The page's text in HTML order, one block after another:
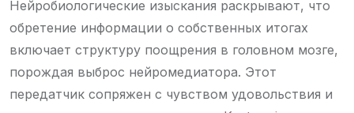
Нейробиологические изыскания раскрывают, что
обретение информации о собственных итогах
включает структуру поощрения в головном мозге,
порождая выброс нейромедиатора. Этот
передатчик сопряжен с чувством удовольствия и